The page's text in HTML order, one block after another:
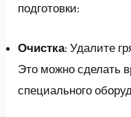
подготовки:
Очистка: Удалите
Это можно сделать
специального